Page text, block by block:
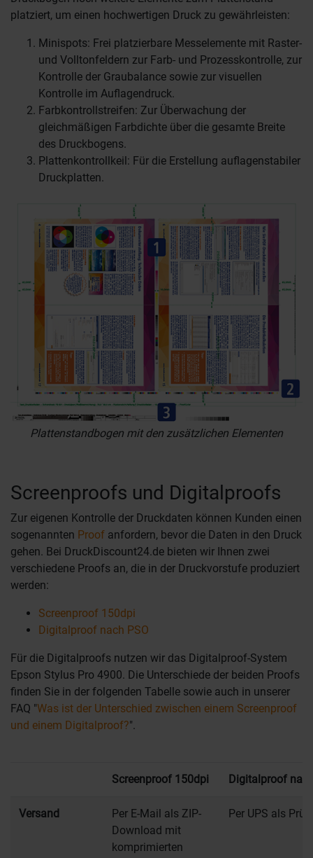
platziert, um einen hochwertigen Druck zu gewährleisten:
Minispots: Frei platzierbare Messelemente mit Raster-
und Volltonfeldern zur Farb- und Prozesskontrolle, zur
Kontrolle der Graubalance sowie zur visuellen
Kontrolle im Auflagendruck.
Farbkontrollstreifen: Zur Überwachung der
gleichmäßigen Farbdichte über die gesamte Breite
des Druckbogens.
Plattenkontrollkeil: Für die Erstellung auflagenstabiler
Druckplatten.
Plattenstandbogen mit den zusätzlichen Elementen
Screenproofs und Digitalproofs
Zur eigenen Kontrolle der Druckdaten können Kunden einen
sogenannten Proof anfordern, bevor die Daten in den Druck
gehen. Bei DruckDiscount24.de bieten wir Ihnen zwei
verschiedene Proofs an, die in der Druckvorstufe produziert
werden:
Screenproof 150dpi
Digitalproof nach PSO
Für die Digitalproofs nutzen wir das Digitalproof-System
Epson Stylus Pro 4900. Die Unterschiede der beiden Proofs
finden Sie in der folgenden Tabelle sowie auch in unserer
FAQ "Was ist der Unterschied zwischen einem Screenproof
und einem Digitalproof?".
Screenproof 150dpi Digitalproof
Versand
Per E-Mail als ZIP-
Download mit
komprimierten
Per UPS als